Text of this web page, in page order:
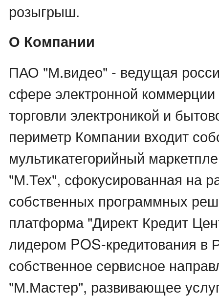
розыгрыш.
О Компании
ПАО "М.видео" - ведущая
сфере электронной коммерции
торговли электроникой и
периметр Компании входит
мультикатегорийный
"М.Тех", сфокусированная на
собственных программных
платформа "Директ Кредит
лидером POS-кредитования в
собственное сервисное
"М.Мастер", развивающее